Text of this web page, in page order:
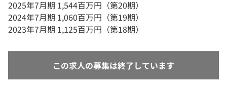
2025年7月期 1,544百万円（第20期）
2024年7月期 1,060百万円（第19期）
2023年7月期 1,125百万円（第18期）
この求人の募集は終了しています